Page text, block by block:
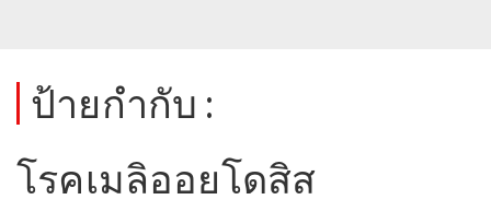
ป้ายกำกับ :
โรคเมลิออยโดสิส